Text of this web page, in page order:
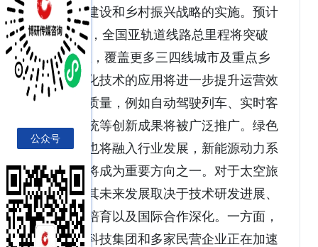
于城市群建设和乡村振兴战略的实施。预计
到2028年，全国亚轨道线路总里程将突破
1.2万公里，覆盖更多三四线城市及重点乡
镇。智能化技术的应用将进一步提升运营效
率和服务质量，例如自动驾驶列车、实时客
流监测系统等创新成果将被广泛推广。绿色
低碳理念也将融入行业发展，新能源动力系
统的研发将成为重要方向之一。对于太空旅
游而言，其未来发展取决于技术研发进展、
市场需求培育以及国际合作深化。一方面，
中国航天科技集团和多家民营企业正在加速
公众号